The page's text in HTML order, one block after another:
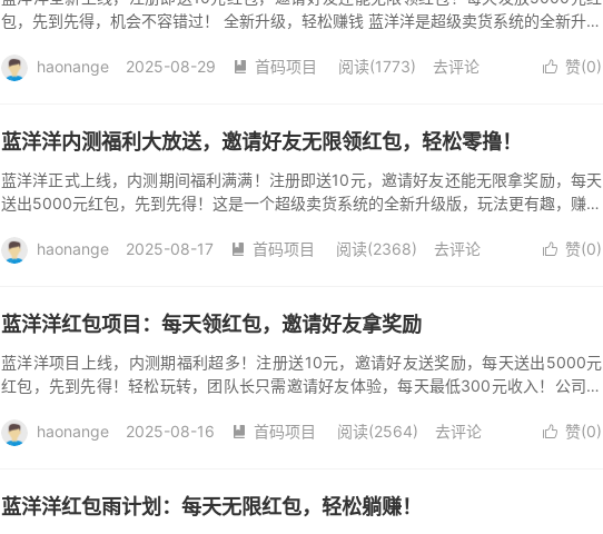
包，先到先得，机会不容错过！ 全新升级，轻松赚钱 蓝洋洋是超级卖货系统的全新升级
30...
 赞(0)
haonange 2025-08-29  首码项目 阅读(1773) 去评论
蓝洋洋内测福利大放送，邀请好友无限领红包，轻松零撸！
蓝洋洋正式上线，内测期间福利满满！注册即送10元，邀请好友还能无限拿奖励，每天
送出5000元红包，先到先得！这是一个超级卖货系统的全新升级版，玩法更有趣，赚钱
信...
 赞(0)
haonange 2025-08-17  首码项目 阅读(2368) 去评论
蓝洋洋红包项目：每天领红包，邀请好友拿奖励
蓝洋洋项目上线，内测期福利超多！注册送10元，邀请好友送奖励，每天送出5000元
红包，先到先得！轻松玩转，团队长只需邀请好友体验，每天最低300元收入！公司实
 赞(0)
haonange 2025-08-16  首码项目 阅读(2564) 去评论
蓝洋洋红包雨计划：每天无限红包，轻松躺赚！